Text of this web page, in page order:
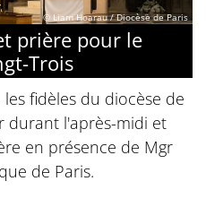
© Liam Hoarau / Diocèse de Paris
prière pour le
Trois
fidèles du diocèse de
durant l'après-midi et
en présence de Mgr
de Paris.